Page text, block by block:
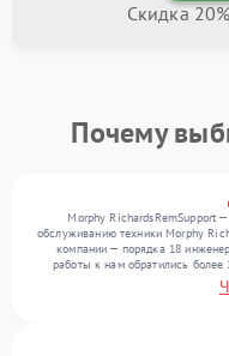
Скидка
Почему
Morphy RichardsRemSupport
обслуживанию техники Morphy
компании — порядка 18
работы к нам обратились
более 12 000 ремонтов.
включая , , . Мы беремся за